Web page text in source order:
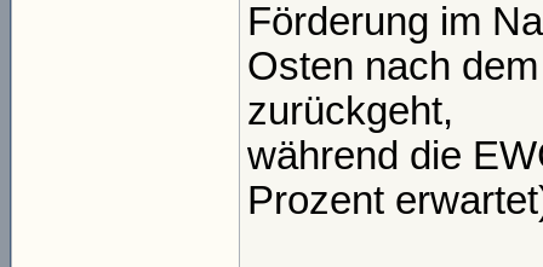
Förderung im
Osten nach
zurückgeht,
während die
Prozent